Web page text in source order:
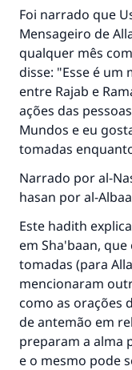
Foi narrado que
Mensageiro de
qualquer mês
disse: "Esse é um
entre Rajab e
ações das
Mundos e eu
tomadas
Narrado por al-
hasan por al-
Este hadith
em Sha'baan,
tomadas (para
mencionaram
como as orações
de antemão em
preparam a alma
e o mesmo pode